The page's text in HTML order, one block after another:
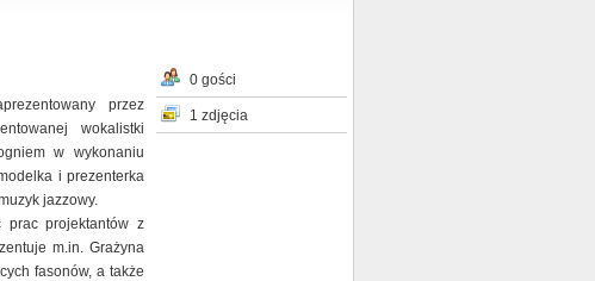
przez
wokalistki
w wykonaniu
i prezenterka
jazzowy.
prac projektantów z
m.in. Grażyna
fasonów, a także
0 gości
1 zdjęcia